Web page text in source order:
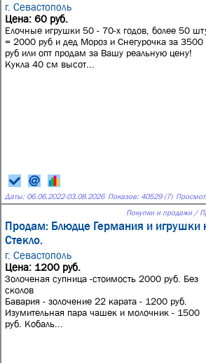
г. Севастополь
Цена: 60 руб.
Елочные игрушки 50 - 70-х годов, более 50
= 2000 руб и дед Мороз и Снегурочка за 3500
руб или опт продам за Вашу реальную цену!
Кукла 40 см высот...
Даты: 06.06.2022-03.08.2026 Показов: 40529 (7)
Покупки и продажи /
Продам: Блюдце Германия и игрушки
Стекло.
г. Севастополь
Цена: 1200 руб.
Золоченая супница -стоимость 2000 руб. Без
сколов
Бавария - золочение 22 карата - 1200 руб.
Изумительная пара чашек и молочник - 1500
руб. Кобаль...